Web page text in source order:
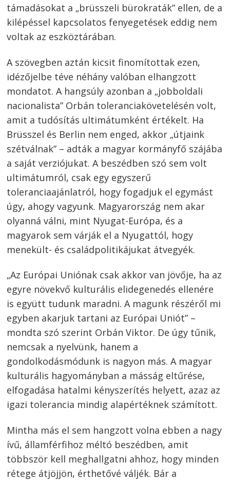
támadásokat a „brüsszeli bürokraták” ellen, de a
kilépéssel kapcsolatos fenyegetések eddig nem
voltak az eszköztárában.
A szövegben aztán kicsit finomítottak ezen,
idézőjelbe téve néhány valóban elhangzott
mondatot. A hangsúly azonban a „jobboldali
nacionalista” Orbán toleranciakövetelésén volt,
amit a tudósítás ultimátumként értékelt. Ha
Brüsszel és Berlin nem enged, akkor „útjaink
szétválnak” – adták a magyar kormányfő szájába
a saját verziójukat. A beszédben szó sem volt
ultimátumról, csak egy egyszerű
toleranciaajánlatról, hogy fogadjuk el egymást
úgy, ahogy vagyunk. Magyarország nem akar
olyanná válni, mint Nyugat-Európa, és a
magyarok sem várják el a Nyugattól, hogy
menekült- és családpolitikájukat átvegyék.
„Az Európai Uniónak csak akkor van jövője, ha az
egyre növekvő kulturális elidegenedés ellenére
is együtt tudunk maradni. A magunk részéről mi
egyben akarjuk tartani az Európai Uniót” –
mondta szó szerint Orbán Viktor. De úgy tűnik,
nemcsak a nyelvünk, hanem a
gondolkodásmódunk is nagyon más. A magyar
kulturális hagyományban a másság eltűrése,
elfogadása hatalmi kényszerítés helyett, azaz az
igazi tolerancia mindig alapértéknek számított.
Mintha más el sem hangzott volna ebben a nagy
ívű, államférfihoz méltó beszédben, amit
többször kell meghallgatni ahhoz, hogy minden
rétege átjöjjön, érthetővé váljék. Bár a